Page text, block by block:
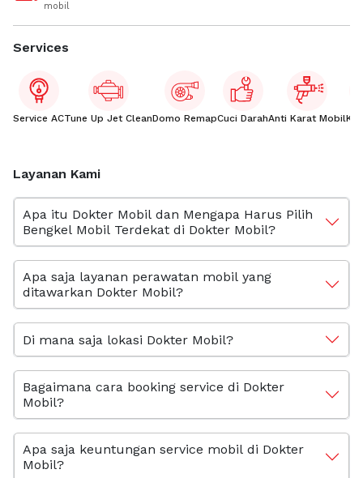
mobil
Services
Service ACTune Up Jet CleanDomo RemapCuci DarahAnti Karat Mobil
Layanan Kami
Apa itu Dokter Mobil dan Mengapa Harus Pilih
Bengkel Mobil Terdekat di Dokter Mobil?
Apa saja layanan perawatan mobil yang
ditawarkan Dokter Mobil?
Di mana saja lokasi Dokter Mobil?
Bagaimana cara booking service di Dokter
Mobil?
Apa saja keuntungan service mobil di Dokter
Mobil?